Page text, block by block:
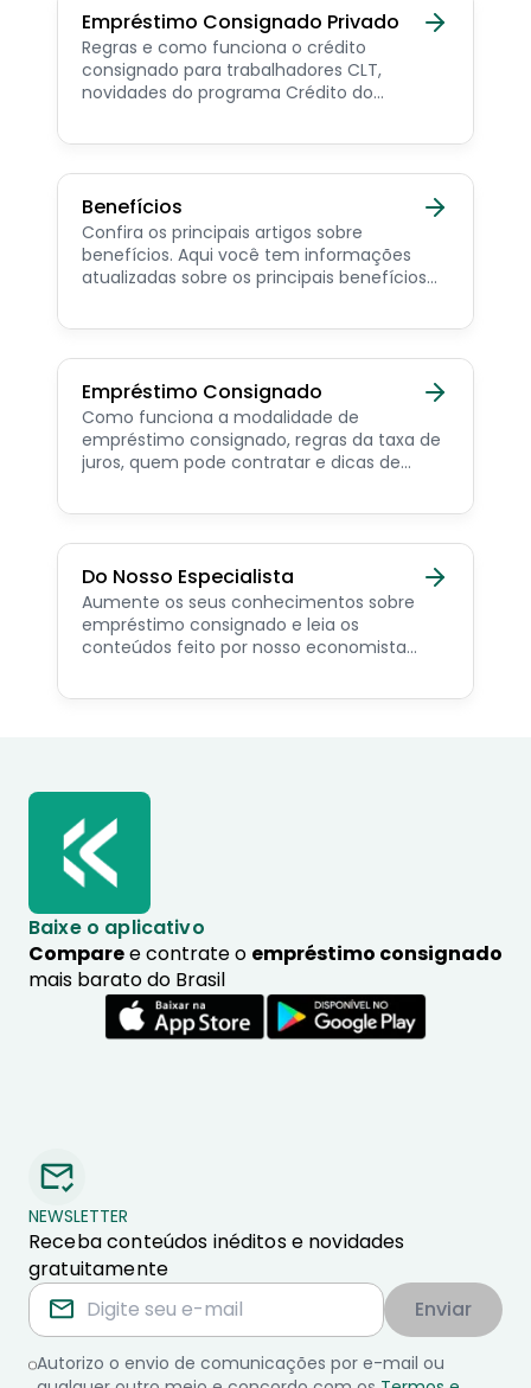
Empréstimo Consignado Privado
Regras e como funciona o crédito
consignado para trabalhadores CLT,
novidades do programa Crédito do
consignado privado.
Benefícios
Confira os principais artigos sobre
benefícios. Aqui você tem informações
atualizadas sobre os principais benefícios
pensionista e beneficiários de programas
Empréstimo Consignado
Como funciona a modalidade de
empréstimo consignado, regras da taxa de
juros, quem pode contratar e dicas de
Do Nosso Especialista
Aumente os seus conhecimentos sobre
empréstimo consignado e leia os
conteúdos feito por nosso economista
Baixe o aplicativo
Comparee contrate o empréstimo consignado
mais barato do Brasil
NEWSLETTER
Receba conteúdos inéditos e novidades
gratuitamente
Enviar
Autorizo o envio de comunicações por e-mail ou